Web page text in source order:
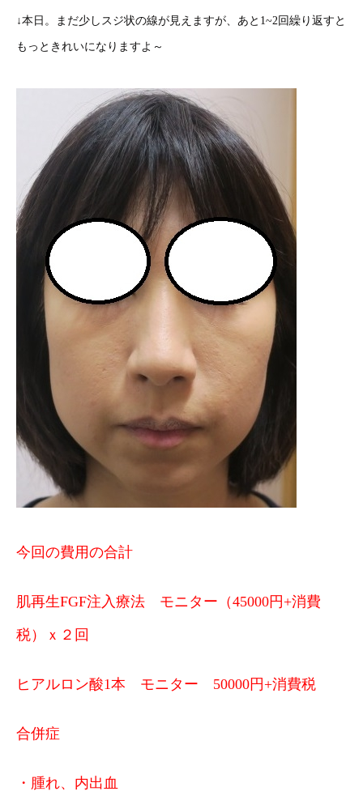
↓本日。まだ少しスジ状の線が見えますが、あと1~2回繰り返すと
もっときれいになりますよ～
今回の費用の合計
肌再生FGF注入療法 モニター（45000円+消費
税）ｘ２回
ヒアルロン酸1本 モニター 50000円+消費税
合併症
・腫れ、内出血